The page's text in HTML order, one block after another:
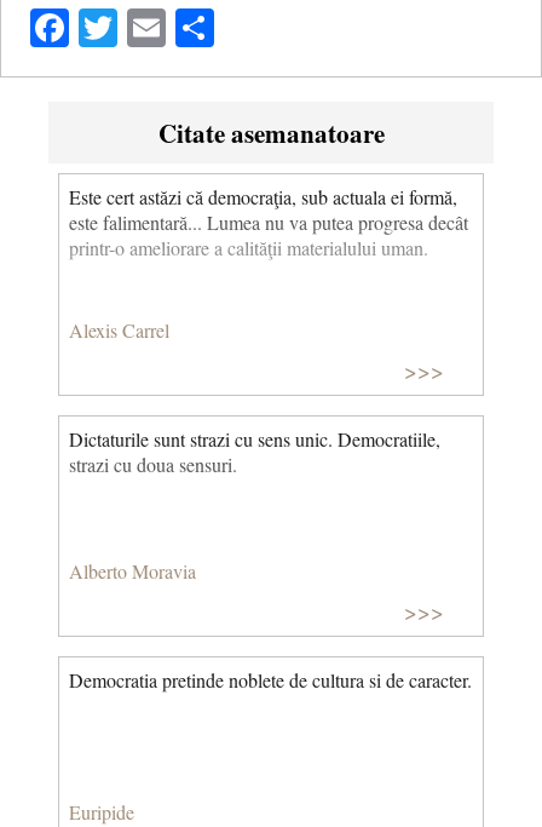
Facebook
Twitter
Email
Citate asemanatoare
Este cert astăzi că democraţia, sub actuala ei formă,
este falimentară... Lumea nu va putea progresa decât
printr-o ameliorare a calităţii materialului uman.
Alexis Carrel
>>>
Dictaturile sunt strazi cu sens unic. Democratiile,
strazi cu doua sensuri.
Alberto Moravia
>>>
Democratia pretinde noblete de cultura si de caracter.
Euripide